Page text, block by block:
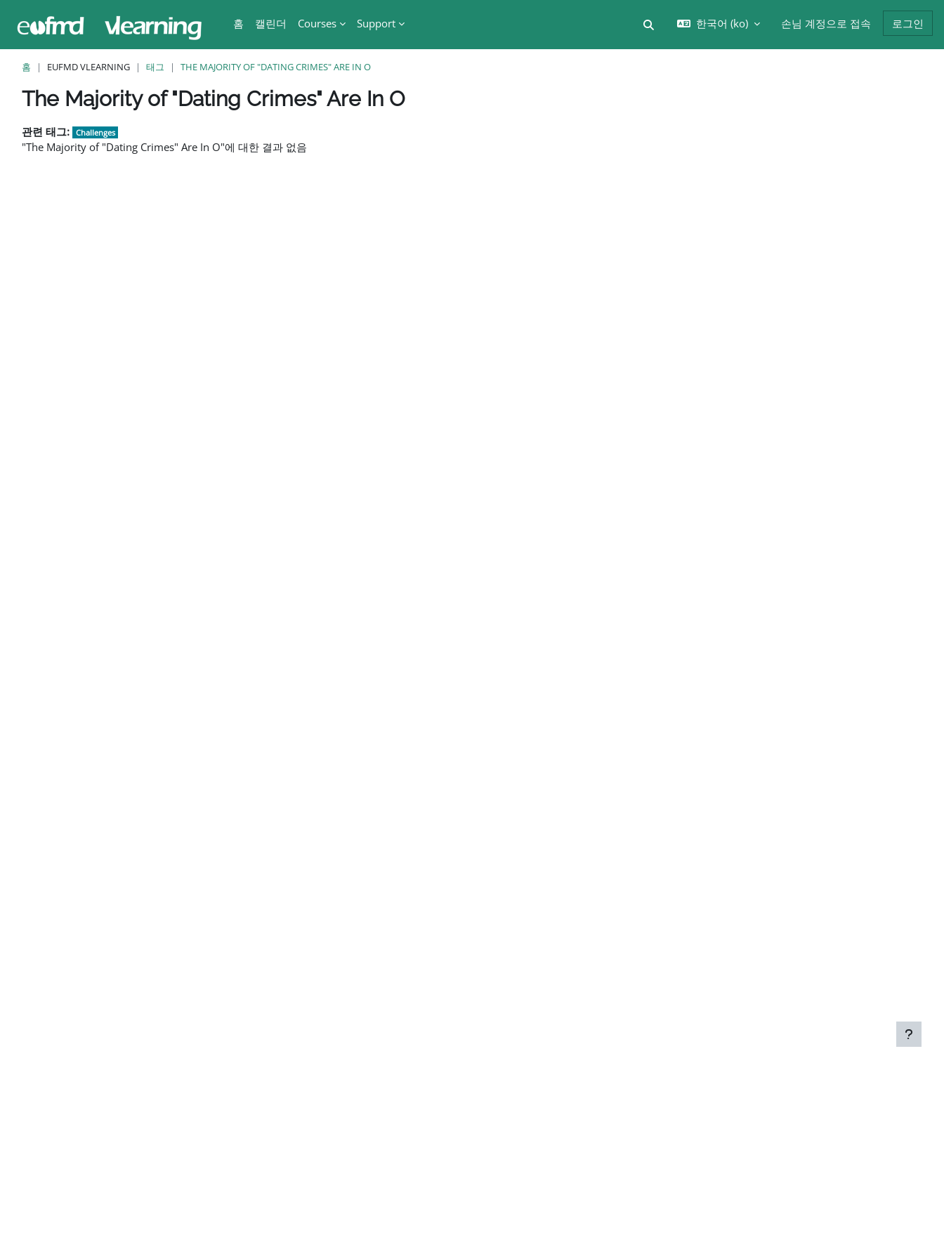
홈
캘린더 Courses Support 검색 입력 전환한국어 ‎(ko)‎ 손님 계정으로 접속 로그인
홈 EUFMD VLEARNING 태그 THE MAJORITY OF "DATING CRIMES" ARE IN O
블록
블록 블록
블록
블록
블록
The Majority of "Dating Crimes" Are In O
관련 태그: Challenges
"The Majority of "Dating Crimes" Are In O"에 대한 결과 없음